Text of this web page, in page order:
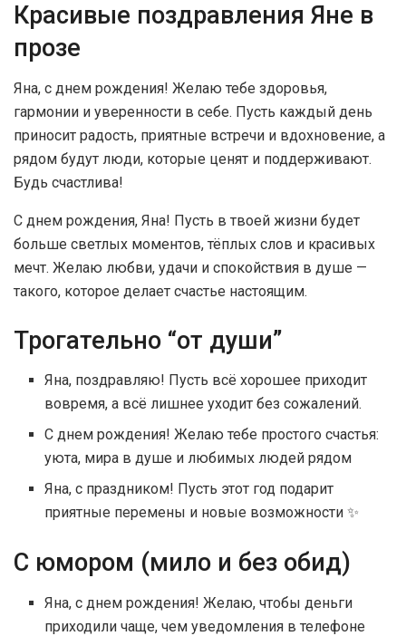
Красивые поздравления Яне в
прозе
Яна, с днем рождения! Желаю тебе здоровья,
гармонии и уверенности в себе. Пусть каждый день
приносит радость, приятные встречи и вдохновение, а
рядом будут люди, которые ценят и поддерживают.
Будь счастлива!
С днем рождения, Яна! Пусть в твоей жизни будет
больше светлых моментов, тёплых слов и красивых
мечт. Желаю любви, удачи и спокойствия в душе —
такого, которое делает счастье настоящим.
Трогательно “от души”
Яна, поздравляю! Пусть всё хорошее приходит
вовремя, а всё лишнее уходит без сожалений.
С днем рождения! Желаю тебе простого счастья:
уюта, мира в душе и любимых людей рядом
Яна, с праздником! Пусть этот год подарит
приятные перемены и новые возможности ✨
С юмором (мило и без обид)
Яна, с днем рождения! Желаю, чтобы деньги
приходили чаще, чем уведомления в телефоне